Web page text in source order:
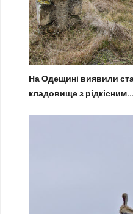
На Одещині виявили
кладовище з рідкісним...